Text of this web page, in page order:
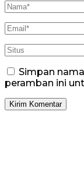
Simpan
peramban ini